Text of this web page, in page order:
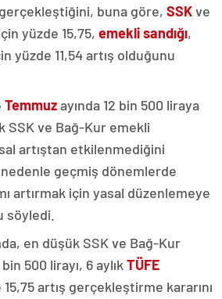
gerçekleştiğini, buna göre, SSKve
yüzde 15,75, emekli sandığı,
yüzde 11,54 artış olduğunu
Temmuzayında 12 bin 500 liraya
SSK ve Bağ-Kur emekli
artıştan etkilenmediğini
geçmiş dönemlerde
artırmak için yasal düzenlemeye
söyledi.
en düşük SSK ve Bağ-Kur
500 lirayı, 6 aylık TÜFE
artış gerçekleştirme kararını